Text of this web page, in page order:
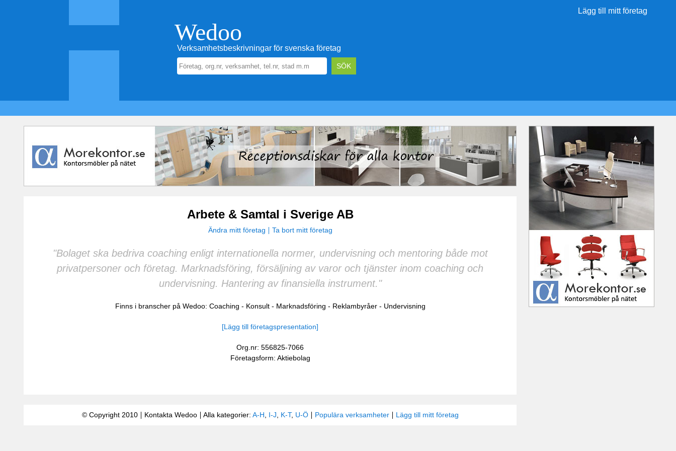
Lägg till mitt företag
Wedoo
Verksamhetsbeskrivningar för svenska företag
Arbete & Samtal i Sverige AB
Ändra mitt företag Ta bort mitt företag
"Bolaget ska bedriva coaching enligt internationella normer, undervisning och mentoring både mot
privatpersoner och företag. Marknadsföring, försäljning av varor och tjänster inom coaching och
undervisning. Hantering av finansiella instrument."
Finns i branscher på Wedoo: Coaching - Konsult- Marknadsföring - Reklambyråer- Undervisning
[Lägg till företagspresentation]
Org.nr: 556825-7066
Företagsform: Aktiebolag
© Copyright 2010 Kontakta Wedoo Alla kategorier: A-H I-J K-T, U-Ö Populära verksamheter Lägg till mitt företag